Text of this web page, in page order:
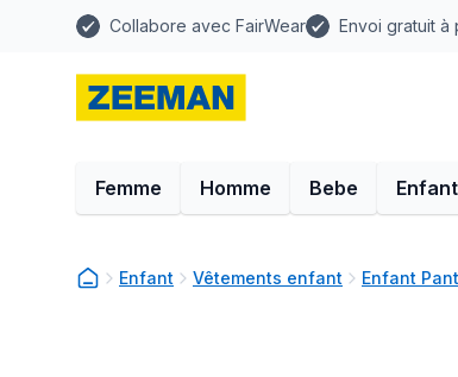
Collabore avec FairWear Envoi gratuit à
Femme Homme Bebe Enfant
Enfant Vêtements enfant Enfant